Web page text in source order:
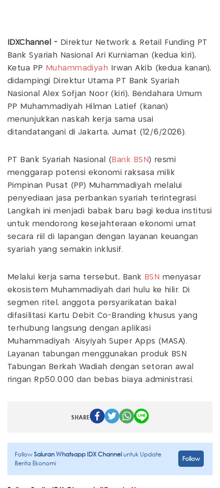
IDXChannel - Direktur Network & Retail Funding PT
Bank Syariah Nasional Ari Kurniaman (kedua kiri),
Ketua PP
Muhammadiyah Irwan Akib (kedua kanan),
didampingi Direktur Utama PT Bank Syariah
Nasional Alex Sofjan Noor (kiri), Bendahara Umum
PP Muhammadiyah Hilman Latief (kanan)
menunjukkan naskah kerja sama usai
ditandatangani di Jakarta, Jumat (12/6/2026).
PT Bank Syariah Nasional ( Bank BSN ) resmi
menggarap potensi ekonomi raksasa milik
Pimpinan Pusat (PP) Muhammadiyah melalui
penyediaan jasa perbankan syariah terintegrasi.
Langkah ini menjadi babak baru bagi kedua institusi
untuk mendorong kesejahteraan ekonomi umat
secara riil di lapangan dengan layanan keuangan
syariah yang semakin inklusif.
Melalui kerja sama tersebut, Bank BSN menyasar
ekosistem Muhammadiyah dari hulu ke hilir. Di
segmen ritel, anggota persyarikatan bakal
difasilitasi Kartu Debit Co-Branding khusus yang
terhubung langsung dengan aplikasi
Muhammadiyah 'Aisyiyah Super Apps (MASA).
Layanan tabungan menggunakan produk BSN
Tabungan Berkah Wadiah dengan setoran awal
ringan Rp50.000 dan bebas biaya administrasi.
SHARE
FollowSaluran Whatsapp IDX Channeluntuk Update
Berita Ekonomi
Follow